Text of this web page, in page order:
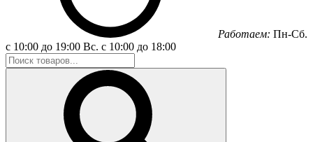
Работаем: Пн-Сб.
с 10:00 до 19:00 Вс. с 10:00 до 18:00